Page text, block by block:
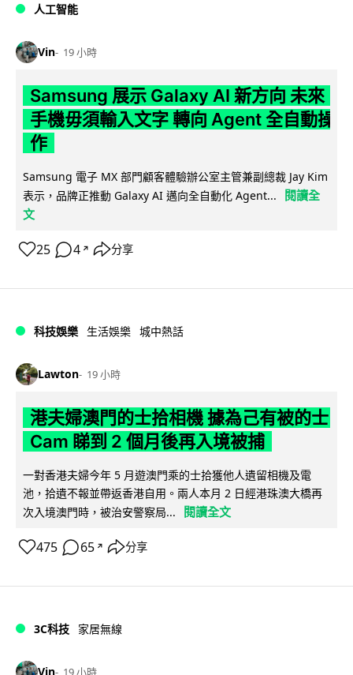
人工智能
Vin 19 小時
Samsung 展示 Galaxy AI 新方向 未來
手機毋須輸入文字 轉向 Agent 全自動操
作
Samsung 電子 MX 部門顧客體驗辦公室主管兼副總裁 Jay Kim
表示，品牌正推動 Galaxy AI 邁向全自動化 Agent...
閱讀全
文
25 4 ↗ 分享
科技娛樂 生活娛樂 城中熱話
Lawton 19 小時
港夫婦澳門的士拾相機 據為己有被的士
Cam 睇到 2 個月後再入境被捕
一對香港夫婦今年 5 月遊澳門乘的士拾獲他人遺留相機及電
池，拾遺不報並帶返香港自用。兩人本月 2 日經港珠澳大橋再
次入境澳門時，被治安警察局...
閱讀全文
475 65 ↗ 分享
3C科技 家居無線
Vin 19 小時